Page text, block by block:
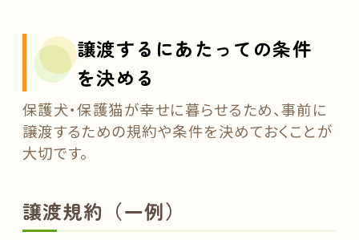
譲渡するにあたっての条件
を決める
保護犬・保護猫が幸せに暮らせるため、事前に
譲渡するための規約や条件を決めておくことが
大切です。
譲渡規約（一例）